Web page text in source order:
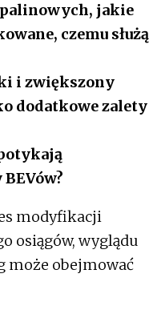
jakie
czemu służą
i zwiększony
dodatkowe zalety
modyfikacji
osiągów, wyglądu
może obejmować